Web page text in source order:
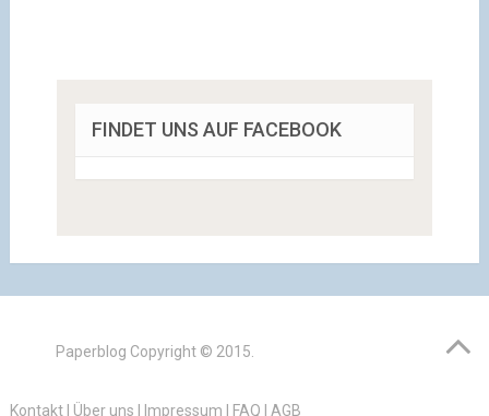
FINDET UNS AUF FACEBOOK
Paperblog Copyright © 2015.
Kontakt| Über uns Impressum FAQ AGB